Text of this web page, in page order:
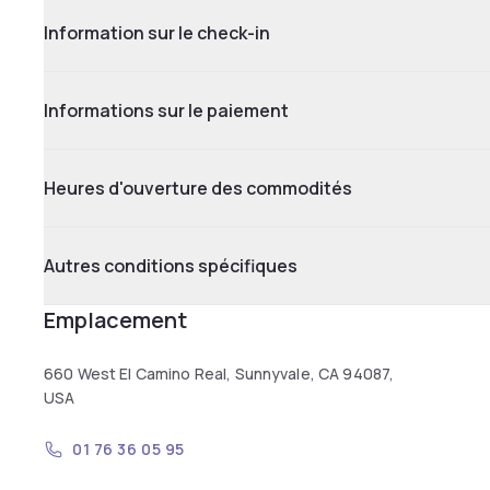
Information sur le check-in
Informations sur le paiement
Heures d'ouverture des commodités
Autres conditions spécifiques
Emplacement
660 West El Camino Real, Sunnyvale, CA 94087,
USA
01 76 36 05 95